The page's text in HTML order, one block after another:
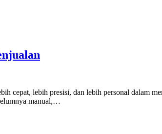
cepat, lebih presisi, dan lebih personal dalam
manual,…